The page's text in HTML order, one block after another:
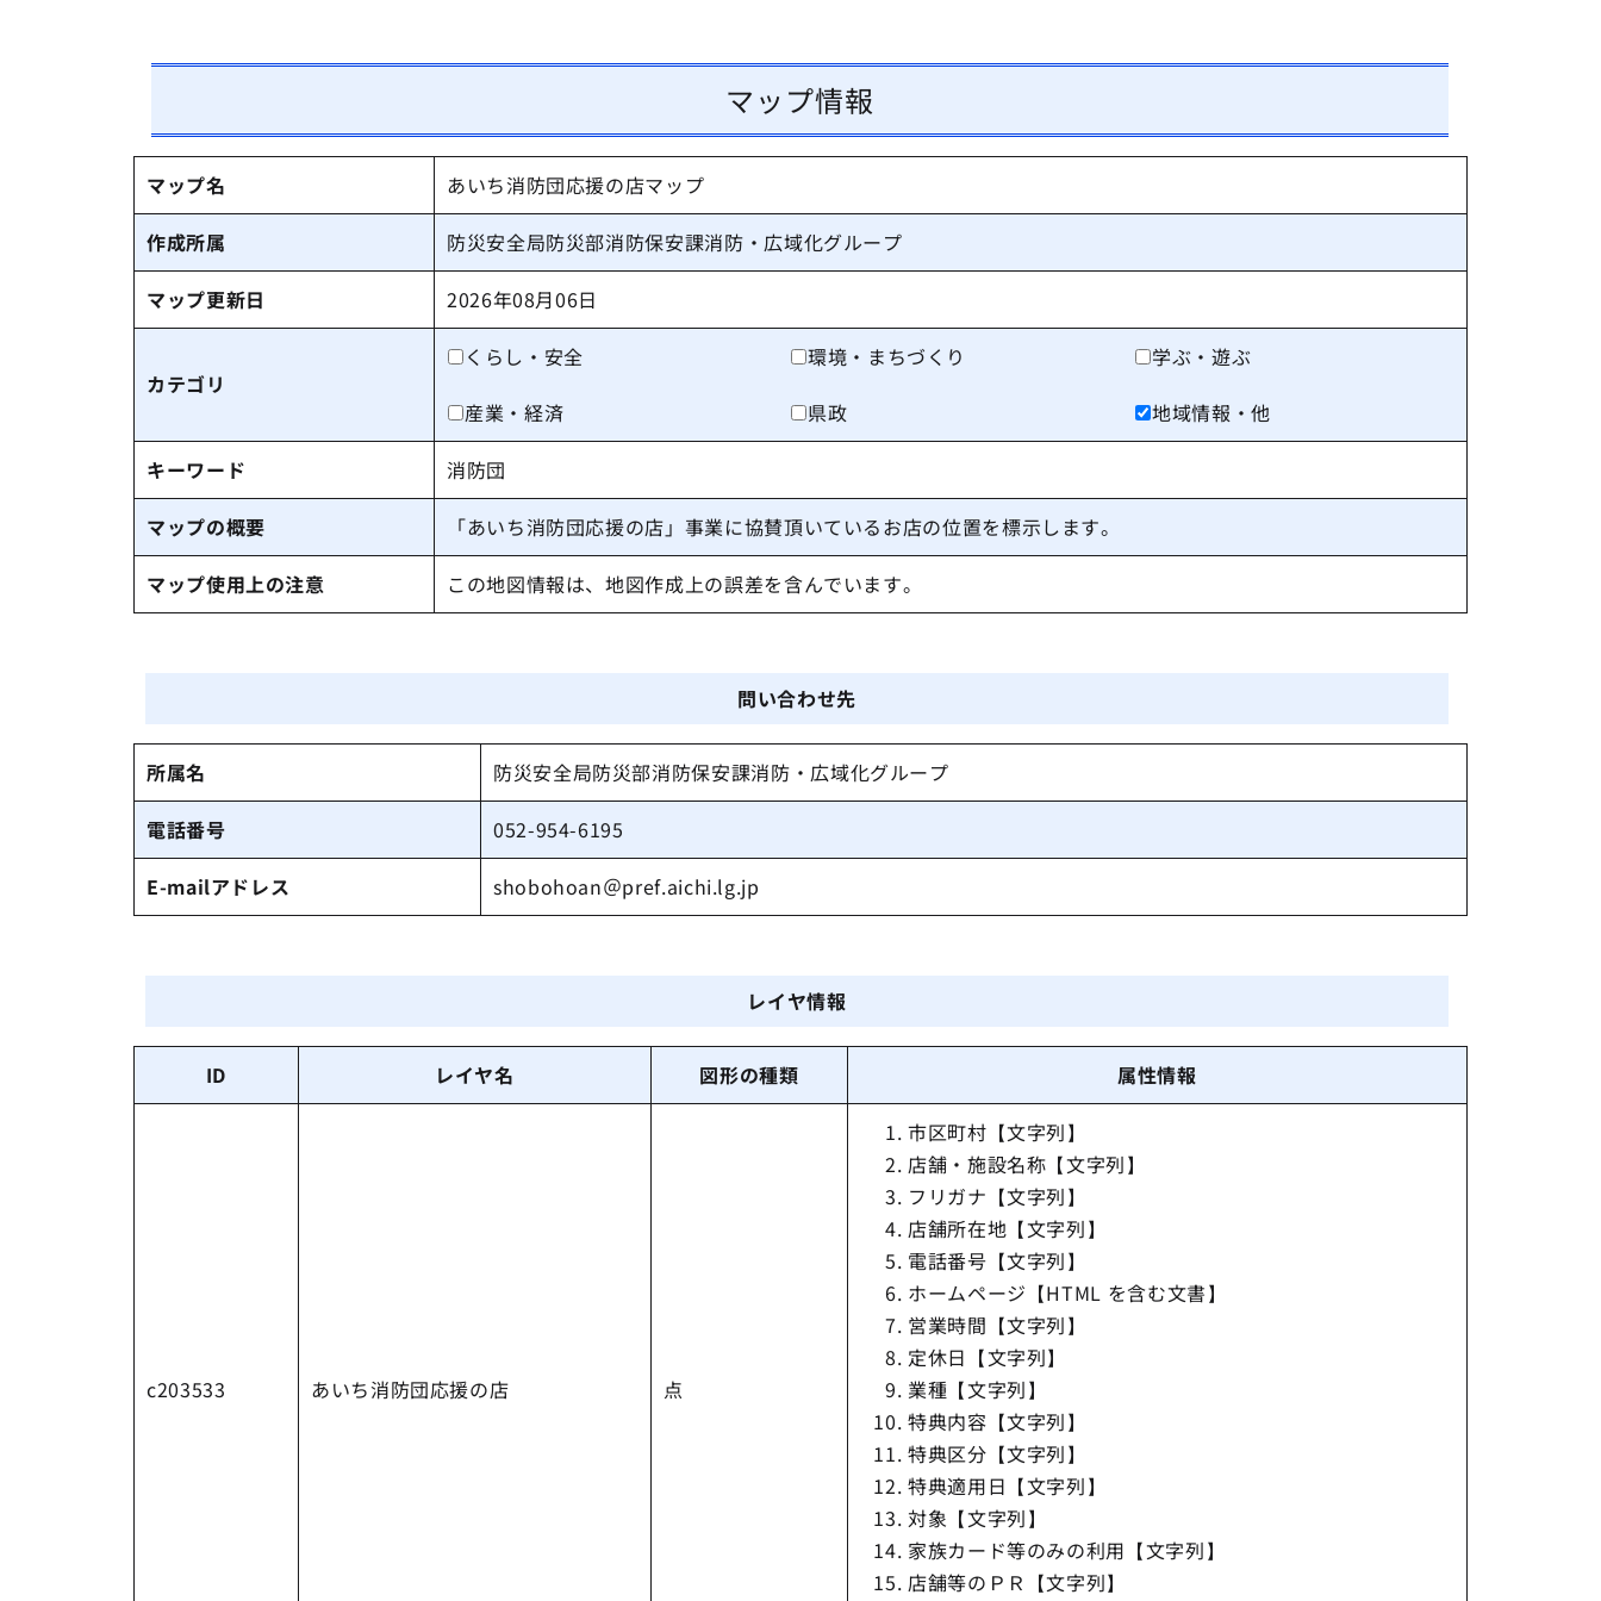
マップ情報
マップ名
あいち消防団応援の店マップ
作成所属
防災安全局防災部消防保安課消防・広域化グループ
マップ更新日
2026年08月06日
カテゴリ
くらし・安全 環境・まちづくり
学ぶ・遊ぶ
産業・経済
県政
地域情報・他
キーワード
消防団
マップの概要
「あいち消防団応援の店」事業に協賛頂いているお店の位置を標示します。
マップ使用上の注意
この地図情報は、地図作成上の誤差を含んでいます。
問い合わせ先
所属名
防災安全局防災部消防保安課消防・広域化グループ
電話番号
052-954-6195
E-mailアドレス
shobohoan＠pref.aichi.lg.jp
レイヤ情報
ID レイヤ名 図形の種類 属性情報
c203533 あいち消防団応援の店 点
市区町村【文字列】
店舗・施設名称【文字列】
フリガナ【文字列】
店舗所在地【文字列】
電話番号【文字列】
ホームページ【HTML を含む文書】
営業時間【文字列】
定休日【文字列】
業種【文字列】
特典内容【文字列】
特典区分【文字列】
特典適用日【文字列】
対象【文字列】
家族カード等のみの利用【文字列】
店舗等のＰＲ【文字列】